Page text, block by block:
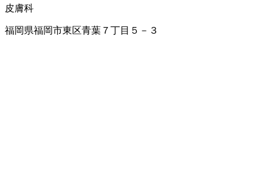
皮膚科
福岡県福岡市東区青葉７丁目５－３